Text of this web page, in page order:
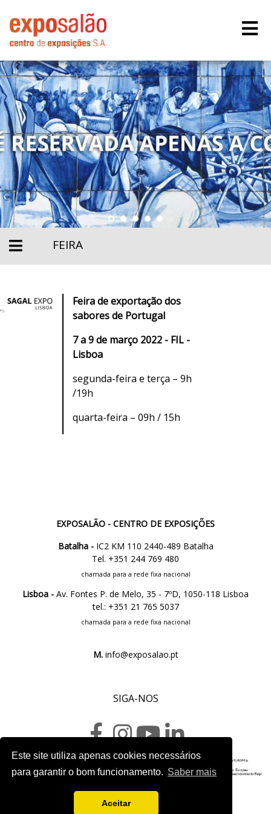
Este site utiliza apenas cookies necessários
para garantir o bom funcionamento. Saber mais
Aceitar
FEIRA
Feira de exportação dos
sabores de Portugal
7 a 9 de março 2022 - FIL -
Lisboa
segunda-feira e terça – 9h
/19h
quarta-feira – 09h / 15h
EXPOSALÃO - CENTRO DE EXPOSIÇÕES
Batalha -IC2 KM 110 2440-489 Batalha
Tel. +351 244 769 480
chamada para a rede fixa nacional
Lisboa - Av. Fontes P. de Melo, 35 - 7ºD, 1050-118 Lisboa
tel.: +351 21 765 5037
chamada para a rede fixa nacional
M.info@exposalao.pt
SIGA-NOS